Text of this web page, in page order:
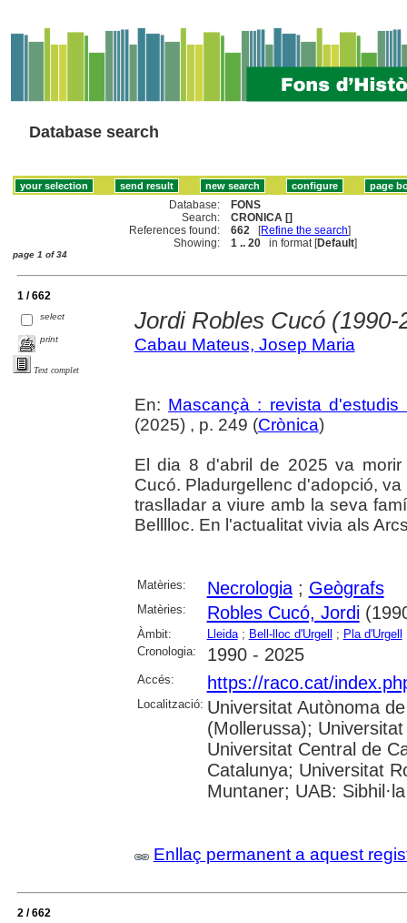
Database search
Database:
FONS
Search:
CRONICA []
References found:
662 [Refine the search]
Showing:
1 .. 20 in format [Default]
page 1 of 34
1 / 662
select
print
Text complet
Jordi Robles Cucó (1990-
Cabau Mateus, Josep Maria
En: Mascançà : revista
(2025) , p. 249 (Crònica)
El dia 8 d'abril de 2025 va
Cucó. Pladurgellenc d'adopció,
traslladar a viure amb la seva
Belllloc. En l'actualitat vivia als
Matèries: Necrologia; Geògrafs
Matèries: Robles Cucó, Jordi
Àmbit: Lleida; Bell-lloc d'Urgell ; Pla d'Urgell
Cronologia:
1990 - 2025
Accés: https://raco.cat/
Localització: Universitat Autònoma
(Mollerussa);
Universitat Central de
Catalunya; Universitat
Muntaner; UAB: Sibhil·la
Enllaç permanent a aquest
2 / 662